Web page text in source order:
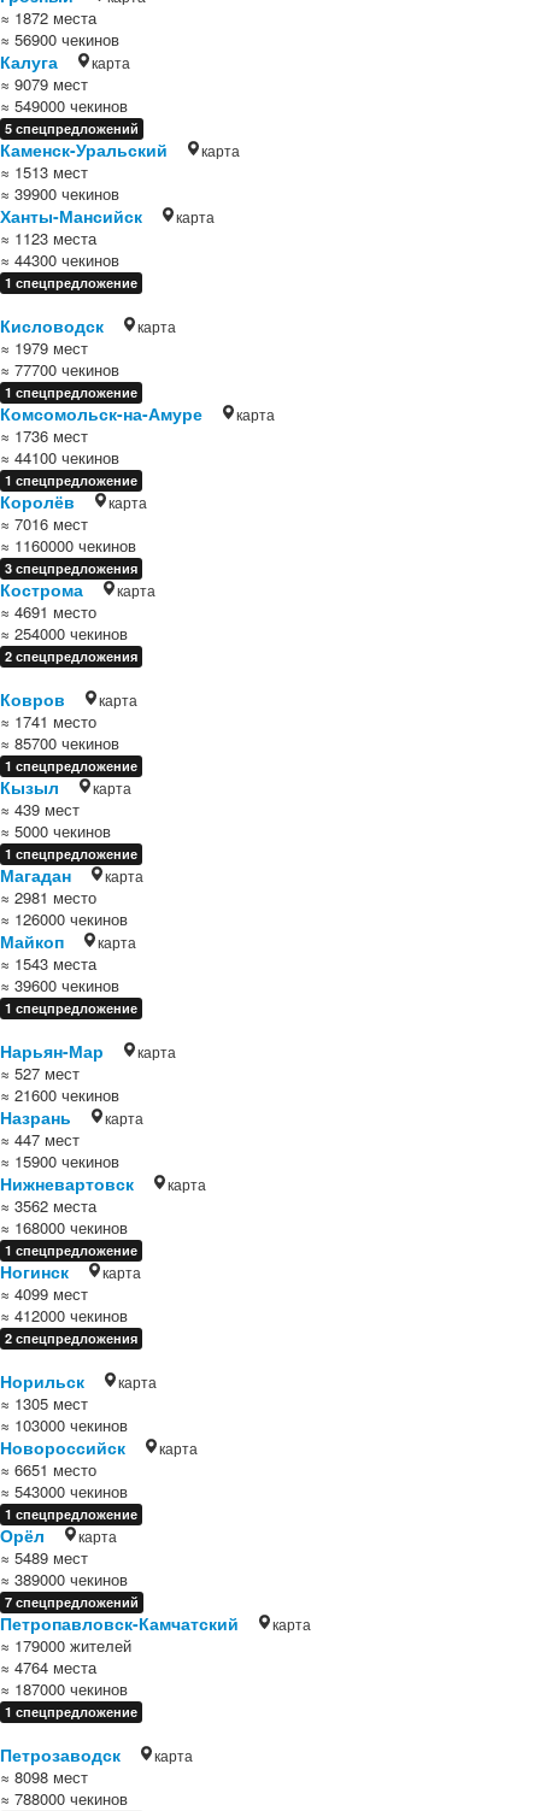
≈ 1872 места
≈ 56900 чекинов
Калуга карта
≈ 9079 мест
≈ 549000 чекинов
5 спецпредложений
Каменск-Уральский карта
≈ 1513 мест
≈ 39900 чекинов
Ханты-Мансийск карта
≈ 1123 места
≈ 44300 чекинов
1 спецпредложение
Кисловодск карта
≈ 1979 мест
≈ 77700 чекинов
1 спецпредложение
Комсомольск-на-Амуре карта
≈ 1736 мест
≈ 44100 чекинов
1 спецпредложение
Королёв карта
≈ 7016 мест
≈ 1160000 чекинов
3 спецпредложения
Кострома карта
≈ 4691 место
≈ 254000 чекинов
2 спецпредложения
Ковров карта
≈ 1741 место
≈ 85700 чекинов
1 спецпредложение
Кызыл карта
≈ 439 мест
≈ 5000 чекинов
1 спецпредложение
Магадан карта
≈ 2981 место
≈ 126000 чекинов
Майкоп карта
≈ 1543 места
≈ 39600 чекинов
1 спецпредложение
Нарьян-Мар карта
≈ 527 мест
≈ 21600 чекинов
Назрань карта
≈ 447 мест
≈ 15900 чекинов
Нижневартовск карта
≈ 3562 места
≈ 168000 чекинов
1 спецпредложение
Ногинск карта
≈ 4099 мест
≈ 412000 чекинов
2 спецпредложения
Норильск карта
≈ 1305 мест
≈ 103000 чекинов
Новороссийск карта
≈ 6651 место
≈ 543000 чекинов
1 спецпредложение
Орёл карта
≈ 5489 мест
≈ 389000 чекинов
7 спецпредложений
Петропавловск-Камчатский карта
≈ 179000 жителей
≈ 4764 места
≈ 187000 чекинов
1 спецпредложение
Петрозаводск карта
≈ 8098 мест
≈ 788000 чекинов